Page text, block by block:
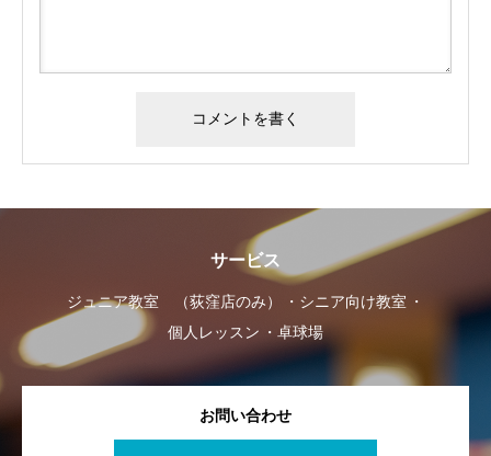
サービス
ジュニア教室 （荻窪店のみ）
シニア向け教室
個人レッスン
卓球場
お問い合わせ